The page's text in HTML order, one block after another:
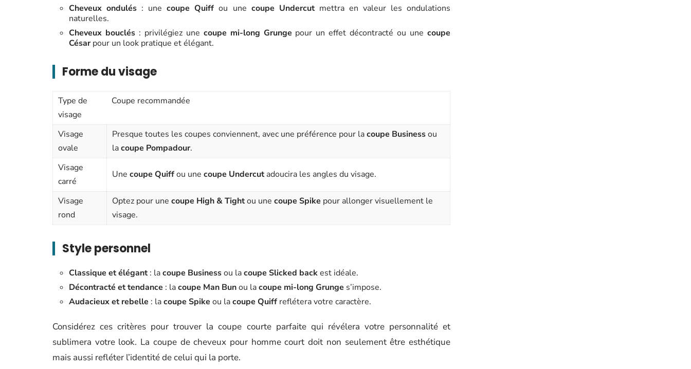
Cheveux ondulés : unecoupe Quiff ou une coupe Undercutmettra en valeur les ondulations
naturelles.
Cheveux bouclés: privilégiez une coupe mi-long Grunge pour un effet décontracté ou unecoupe
César pour un look pratique et élégant.
Forme du visage
Type de
visage
Coupe recommandée
Visage
ovale
Presque toutes les coupes conviennent, avec une préférence pour lacoupe Businessou
lacoupe Pompadour.
Visage
carré
Une coupe Quiffou une coupe Undercut adoucira les angles du visage.
Visage
rond
Optez pour une coupe High & Tightou une coupe Spike pour allonger visuellement le
visage.
Style personnel
Classique et élégant : lacoupe Businessou lacoupe Slicked backest idéale.
Décontracté et tendance : lacoupe Man Bunou lacoupe mi-long Grunge s’impose.
Audacieux et rebelle : lacoupe Spike ou lacoupe Quiff reflétera votre caractère.
Considérez ces critères pour trouver la coupe courte parfaite qui révélera votre personnalité et
sublimera votre look. La coupe de cheveux pour homme court doit non seulement être esthétique
mais aussi refléter l’identité de celui qui la porte.